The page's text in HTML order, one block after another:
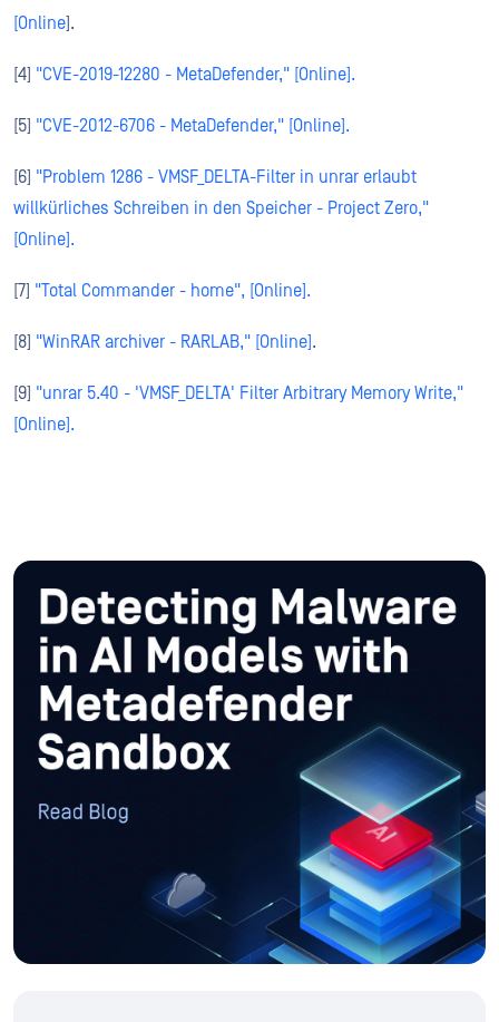
[Online].
[4] "CVE-2019-12280 - MetaDefender," [Online].
[5] "CVE-2012-6706 - MetaDefender," [Online].
[6] "Problem 1286 - VMSF_DELTA-Filter in unrar erlaubt
willkürliches Schreiben in den Speicher - Project Zero,"
[Online].
[7] "Total Commander - home", [Online].
[8] "WinRAR archiver - RARLAB," [Online].
[9] "unrar 5.40 - 'VMSF_DELTA' Filter Arbitrary Memory Write,"
[Online].